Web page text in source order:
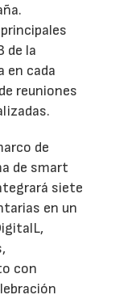
de la
en cada
reuniones
de
de smart
siete
en un
con